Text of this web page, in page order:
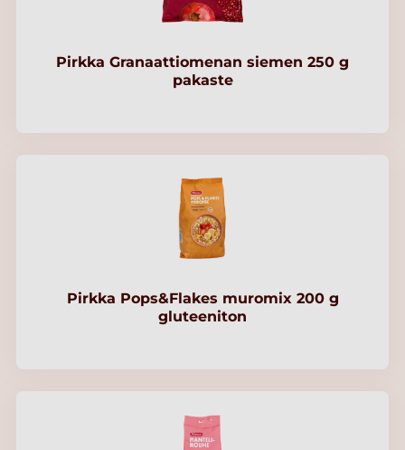
Pirkka Granaattiomenan siemen 250 g
pakaste
Pirkka Pops&Flakes muromix 200 g
gluteeniton